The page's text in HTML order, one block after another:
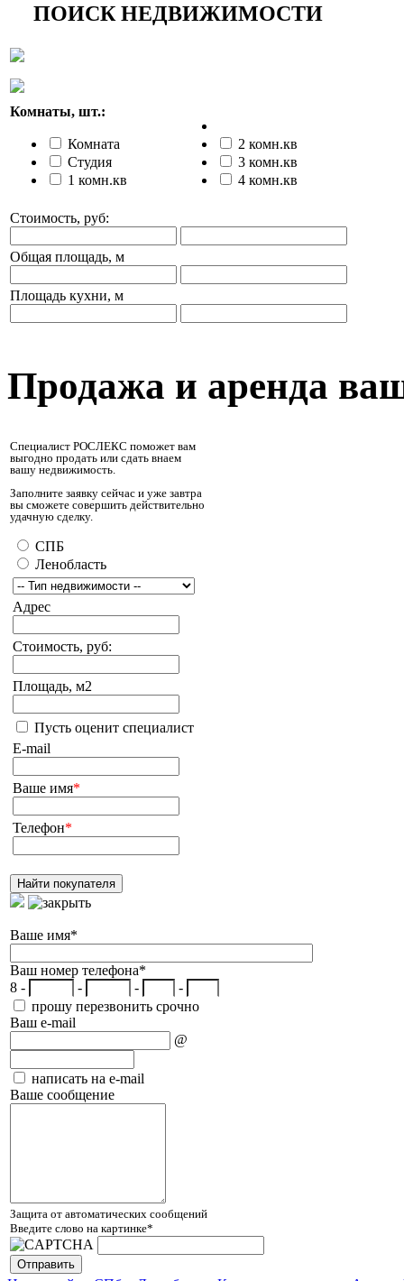
ПОИСК НЕДВИЖИМОСТИ
Комнаты, шт.:
Комната
Студия
1 комн.кв
2 комн.кв
3 комн.кв
4 комн.кв
Стоимость, руб:
Общая площадь, м
Площадь кухни, м
Продажа и аренда
Специалист РОСЛЕКС поможет вам
выгодно продать или сдать внаем
вашу недвижимость.
Заполните заявку сейчас и уже завтра
вы сможете совершить действительно
удачную сделку.
СПБ
Ленобласть
Адрес
Стоимость, руб:
Площадь, м2
Пусть оценит специалист
E-mail
Ваше имя*
Телефон*
Ваше имя*
Ваш номер телефона*
8 -
- -
-
прошу перезвонить срочно
Ваш e-mail
@
написать на e-mail
Ваше сообщение
Защита от автоматических сообщений
Введите слово на картинке*